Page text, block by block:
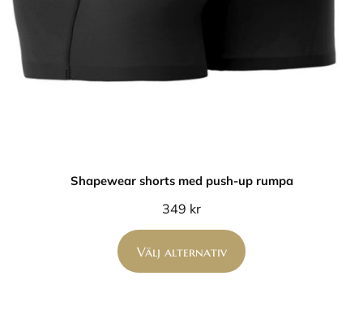
Shapewear shorts med push-up rumpa
349 kr
Välj alternativ